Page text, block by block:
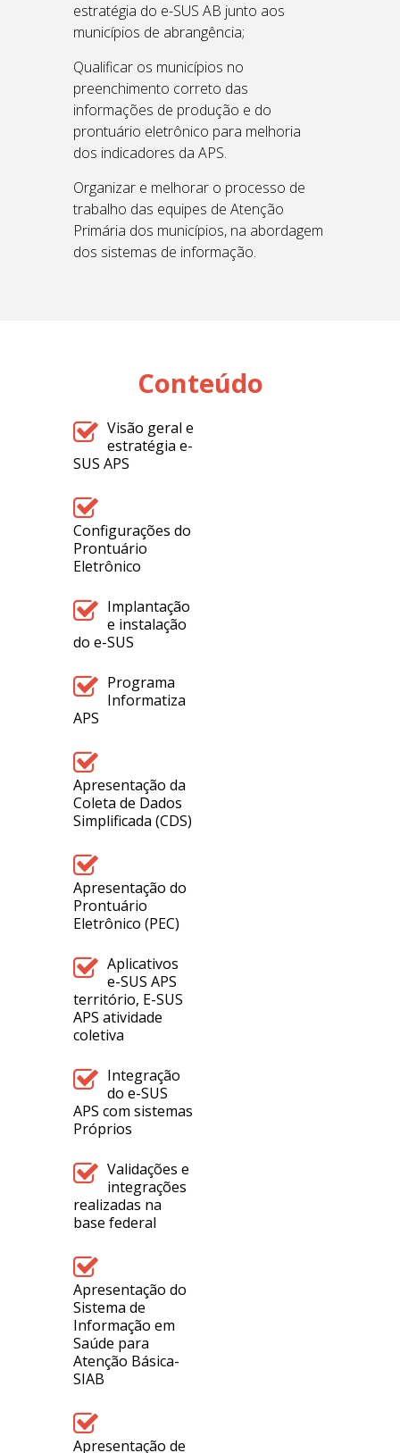
estratégia do e-SUS AB junto aos
municípios de abrangência;
Qualificar os municípios no
preenchimento correto das
informações de produção e do
prontuário eletrônico para melhoria
dos indicadores daAPS.
Organizar e melhorar o processo de
trabalho das equipes de Atenção
Primária dos municípios, na abordagem
dos sistemas de informação.
Conteúdo
Visão geral e
estratégia e-
SUS APS
Configurações do
Prontuário
Eletrônico
Implantação
e instalação
do e-SUS
Programa
Informatiza
APS
Apresentação da
Coleta de Dados
Simplificada (CDS)
Apresentação do
Prontuário
Eletrônico (PEC)
Aplicativos
e-SUS APS
território, E-SUS
APS atividade
coletiva
Integração
do e-SUS
APS com sistemas
Próprios
Validações e
integrações
realizadas na
base federal
Apresentação do
Sistema de
Informação em
Saúde para
Atenção Básica-
SIAB
Apresentação de